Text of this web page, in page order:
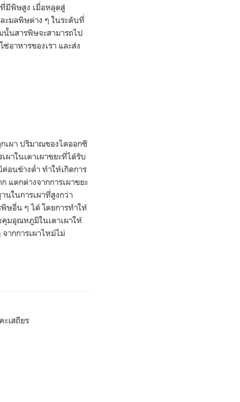
มีพิษสูง เมื่อหลุดสู่
ะมลพิษต่าง ๆ ในระดับที่
นั้นสารพิษจะสามารถไป
อาหารของเรา และส่ง
เผา ปริมาณของไดออกซิ
าในเตาเผาขยะที่ได้รับ
อนข้างต่ำ ทำให้เกิดการ
แตกต่างจากการเผาขยะ
นในการเผาที่สูงกว่า
ษอื่น ๆ ได้ โดยการทำให้
มอุณหภูมิในเตาเผาให้
ากการเผาไหม้ไม่
เสถียร